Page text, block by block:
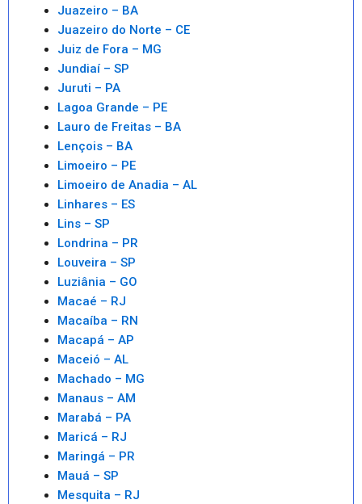
Juazeiro – BA
Juazeiro do Norte – CE
Juiz de Fora – MG
Jundiaí – SP
Juruti – PA
Lagoa Grande – PE
Lauro de Freitas – BA
Lençois – BA
Limoeiro – PE
Limoeiro de Anadia – AL
Linhares – ES
Lins – SP
Londrina – PR
Louveira – SP
Luziânia – GO
Macaé – RJ
Macaíba – RN
Macapá – AP
Maceió – AL
Machado – MG
Manaus – AM
Marabá – PA
Maricá – RJ
Maringá – PR
Mauá – SP
Mesquita – RJ